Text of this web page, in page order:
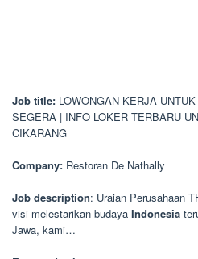
Job title: LOWONGAN KERJA
SEGERA | INFO LOKER TERBARU
CIKARANG
Company: Restoran De Nathally
Job description: Uraian Perusahaan
visi melestarikan budaya Indonesia
Jawa, kami…